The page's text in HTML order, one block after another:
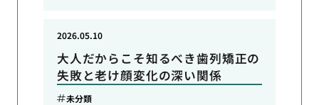
大人だからこそ知るべき歯列矯正の
失敗と老け顔変化の深い関係
2026.05.10
未分類